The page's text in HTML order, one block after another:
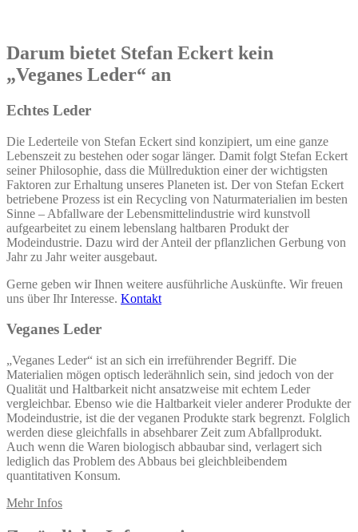
Darum bietet Stefan Eckert kein
„Veganes Leder“ an
Echtes Leder
Die Lederteile von Stefan Eckert sind konzipiert, um eine ganze
Lebenszeit zu bestehen oder sogar länger. Damit folgt Stefan Eckert
seiner Philosophie, dass die Müllreduktion einer der wichtigsten
Faktoren zur Erhaltung unseres Planeten ist. Der von Stefan Eckert
betriebene Prozess ist ein Recycling von Naturmaterialien im besten
Sinne – Abfallware der Lebensmittelindustrie wird kunstvoll
aufgearbeitet zu einem lebenslang haltbaren Produkt der
Modeindustrie. Dazu wird der Anteil der pflanzlichen Gerbung von
Jahr zu Jahr weiter ausgebaut.
Gerne geben wir Ihnen weitere ausführliche Auskünfte. Wir freuen
uns über Ihr Interesse. Kontakt
Veganes Leder
„Veganes Leder“ ist an sich ein irreführender Begriff. Die
Materialien mögen optisch lederähnlich sein, sind jedoch von der
Qualität und Haltbarkeit nicht ansatzweise mit echtem Leder
vergleichbar. Ebenso wie die Haltbarkeit vieler anderer Produkte der
Modeindustrie, ist die der veganen Produkte stark begrenzt. Folglich
werden diese gleichfalls in absehbarer Zeit zum Abfallprodukt.
Auch wenn die Waren biologisch abbaubar sind, verlagert sich
lediglich das Problem des Abbaus bei gleichbleibendem
quantitativen Konsum.
Mehr Infos